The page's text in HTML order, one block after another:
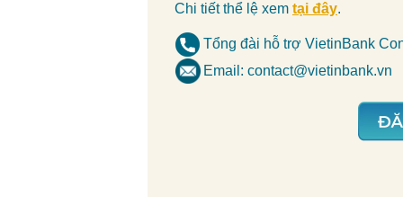
Chi tiết thể lệ xem tại đây.
Tổng đài hỗ trợ VietinBank
Email: contact@vietinbank.vn